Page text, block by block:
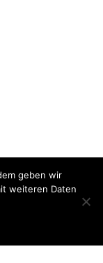
geben wir
weiteren Daten